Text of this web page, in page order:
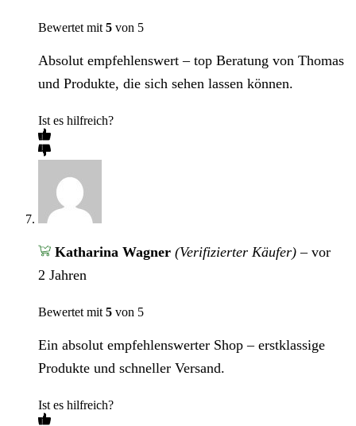
Bewertet mit 5 von 5
Absolut empfehlenswert – top Beratung von Thomas
und Produkte, die sich sehen lassen können.
Ist es hilfreich?
Katharina Wagner (Verifizierter Käufer) – vor
2 Jahren
Bewertet mit 5 von 5
Ein absolut empfehlenswerter Shop – erstklassige
Produkte und schneller Versand.
Ist es hilfreich?